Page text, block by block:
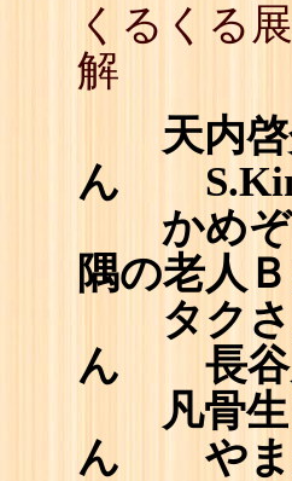
くるくる
解
天内啓
ん
かめ
隅の老人
タクさ
ん 長谷
凡骨生
ん やま